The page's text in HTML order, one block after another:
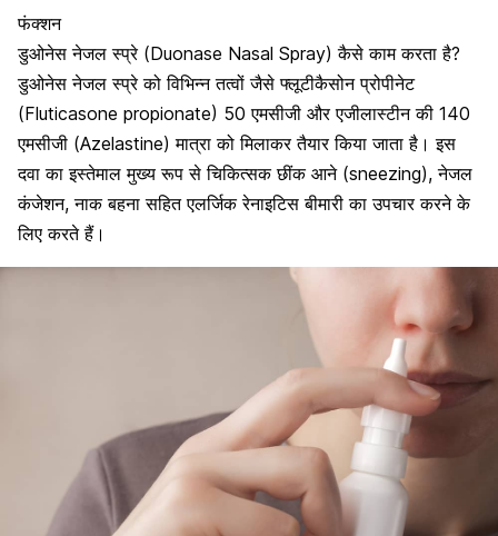
फंक्शन
डुओनेस नेजल स्प्रे (Duonase Nasal Spray) कैसे काम करता है?
डुओनेस नेजल स्प्रे को विभिन्न तत्वों जैसे फ्लूटीकैसोन प्रोपीनेट
(Fluticasone propionate) 50 एमसीजी और एजीलास्टीन की 140
एमसीजी (Azelastine) मात्रा को मिलाकर तैयार किया जाता है। इस
दवा का इस्तेमाल मुख्य रूप से चिकित्सक छींक आने (sneezing), नेजल
कंजेशन, नाक बहना सहित एलर्जिक रेनाइटिस बीमारी का उपचार करने के
लिए करते हैं।